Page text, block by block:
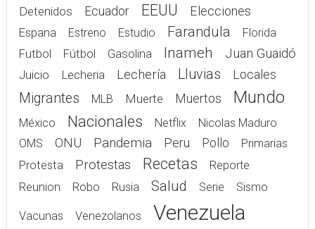
Detenidos Ecuador EEUU Elecciones
Espana Estreno Estudio Farandula
Florida
Futbol
Fútbol Gasolina Inameh Juan Guaidó
Juicio Lecheria Lechería Lluvias Locales
Migrantes MLB Muerte Muertos Mundo
México Nacionales Netflix
Nicolas Maduro
OMS
ONU Pandemia Peru Pollo
Primarias
Protesta
Protestas Recetas
Reporte
Reunion
Robo Rusia Salud Serie Sismo
Vacunas Venezolanos Venezuela